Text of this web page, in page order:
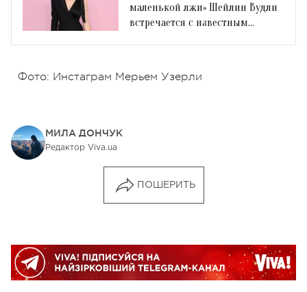
маленькой лжи» Шейлин Вудли
встречается с известным
Фото: Инстаграм Мерьем Узерли
МИЛА ДОНЧУК
Редактор Viva.ua
ПОШЕРИТЬ